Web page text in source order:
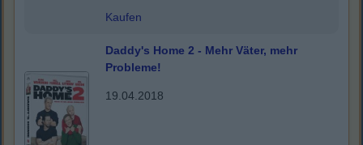
Kaufen
Daddy's Home 2 - Mehr Väter, mehr
Probleme!
19.04.2018